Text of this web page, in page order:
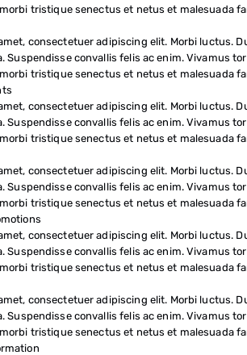
tristique senectus et netus et malesuada
consectetuer adipiscing elit. Morbi luctus.
Suspendisse convallis felis ac enim. Vivamus
tristique senectus et netus et malesuada
consectetuer adipiscing elit. Morbi luctus.
Suspendisse convallis felis ac enim. Vivamus
tristique senectus et netus et malesuada
consectetuer adipiscing elit. Morbi luctus.
Suspendisse convallis felis ac enim. Vivamus
tristique senectus et netus et malesuada
consectetuer adipiscing elit. Morbi luctus.
Suspendisse convallis felis ac enim. Vivamus
tristique senectus et netus et malesuada
consectetuer adipiscing elit. Morbi luctus.
Suspendisse convallis felis ac enim. Vivamus
tristique senectus et netus et malesuada